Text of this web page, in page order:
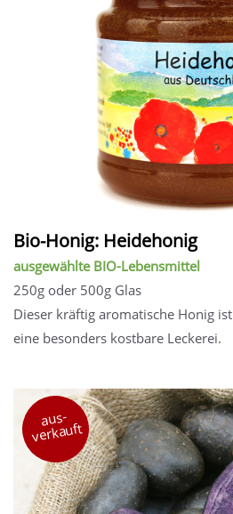
Bio-Honig: Heidehonig
ausgewählte BIO-Lebensmittel
250g oder 500g Glas
Dieser kräftig aromatische Honig ist
eine besonders kostbare Leckerei.
aus-
verkauft